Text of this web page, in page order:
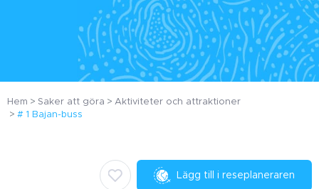
Hem Saker att göra
Aktiviteter och attraktioner
# 1 Bajan-buss
Lägg till i reseplaneraren